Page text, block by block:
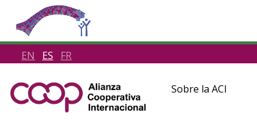
EN ES FR
Sobre la ACI